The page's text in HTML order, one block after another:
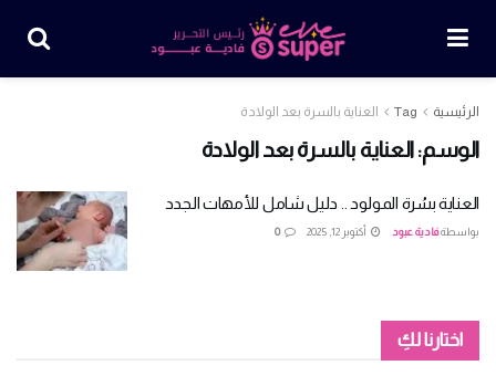
الرئيسية Tag العناية بالسرة بعد الولادة
الوسم:العناية بالسرة بعد الولادة
العناية بسُرة المولود .. دليل شامل للأمهات الجدد
بواسطةفادية عبود أكتوبر 12, 2025 0
اختارنا لكِ